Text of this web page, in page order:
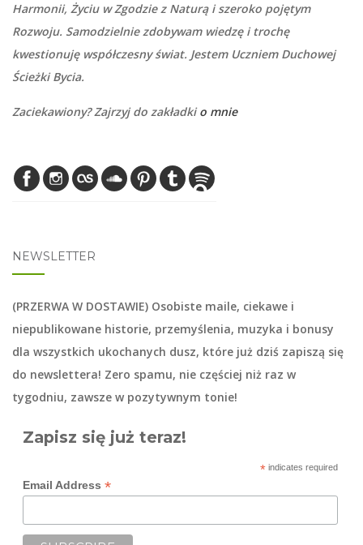
Harmonii, Życiu w Zgodzie z Naturą i szeroko pojętym
Rozwoju. Samodzielnie zdobywam wiedzę i trochę
kwestionuję współczesny świat. Jestem Uczniem Duchowej
Ścieżki Bycia.
Zaciekawiony? Zajrzyj do zakładkio mnie
NEWSLETTER
(PRZERWA W DOSTAWIE) Osobiste maile, ciekawe i
niepublikowane historie, przemyślenia, muzyka i bonusy
dla wszystkich ukochanych dusz, które już dziś zapiszą się
do newslettera! Zero spamu, nie częściej niż raz w
tygodniu, zawsze w pozytywnym tonie!
Zapisz się już teraz!
*indicates required
Email Address *